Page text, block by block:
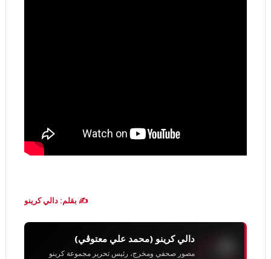
✍️ بقلم: دالي كرينو
دالي كرينو (محمد علي معتوڨي)
مصور صحفي ومخرج، رئيس تحرير مجموعة كرينو